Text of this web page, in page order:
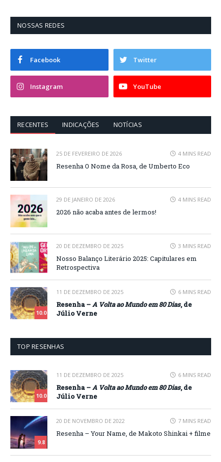
NOSSAS REDES
Facebook Twitter
Instagram YouTube
RECENTES INDICAÇÕES NOTÍCIAS
25 DE FEVEREIRO DE 2026 4 MINS READ
Resenha O Nome da Rosa, de Umberto Eco
29 DE JANEIRO DE 2026 4 MINS READ
2026 não acaba antes de lermos!
20 DE DEZEMBRO DE 2025 3 MINS READ
Nosso Balanço Literário 2025: Capitulares em
Retrospectiva
10.0
11 DE DEZEMBRO DE 2025 6 MINS READ
Resenha –A Volta ao Mundo em 80 Dias, de
Júlio Verne
TOP RESENHAS
10.0
11 DE DEZEMBRO DE 2025 6 MINS READ
Resenha –A Volta ao Mundo em 80 Dias, de
Júlio Verne
9.8
20 DE NOVEMBRO DE 2022 7 MINS READ
Resenha – Your Name, de Makoto Shinkai + filme